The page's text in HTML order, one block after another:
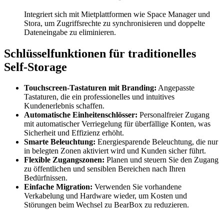
Integriert sich mit Mietplattformen wie Space Manager und
Stora, um Zugriffsrechte zu synchronisieren und doppelte
Dateneingabe zu eliminieren.
Schlüsselfunktionen für traditionelles
Self-Storage
Touchscreen-Tastaturen mit Branding: Angepasste
Tastaturen, die ein professionelles und intuitives
Kundenerlebnis schaffen.
Automatische Einheitenschlösser: Personalfreier Zugang
mit automatischer Verriegelung für überfällige Konten, was
Sicherheit und Effizienz erhöht.
Smarte Beleuchtung: Energiesparende Beleuchtung, die nur
in belegten Zonen aktiviert wird und Kunden sicher führt.
Flexible Zugangszonen: Planen und steuern Sie den Zugang
zu öffentlichen und sensiblen Bereichen nach Ihren
Bedürfnissen.
Einfache Migration: Verwenden Sie vorhandene
Verkabelung und Hardware wieder, um Kosten und
Störungen beim Wechsel zu BearBox zu reduzieren.